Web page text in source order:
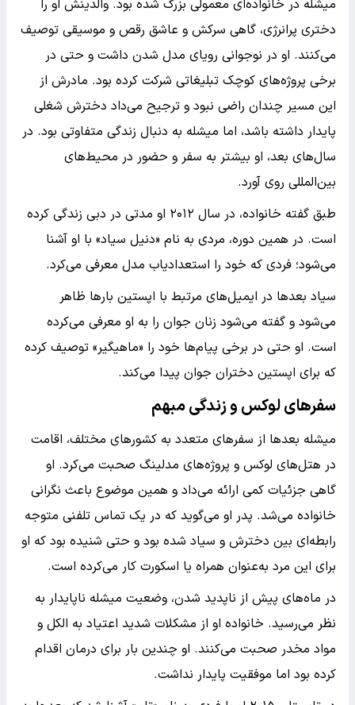
میشله در خانواده‌ای معمولی بزرگ شده بود. والدینش او را
دختری پرانرژی، گاهی سرکش و عاشق رقص و موسیقی توصیف
می‌کنند. او در نوجوانی رویای مدل شدن داشت و حتی در
برخی پروژه‌های کوچک تبلیغاتی شرکت کرده بود. مادرش از
این مسیر چندان راضی نبود و ترجیح می‌داد دخترش شغلی
پایدار داشته باشد، اما میشله به دنبال زندگی متفاوتی بود. در
سال‌های بعد، او بیشتر به سفر و حضور در محیط‌های
بین‌المللی روی آورد.
طبق گفته خانواده، در سال ۲۰۱۲ او مدتی در دبی زندگی کرده
است. در همین دوره، مردی به نام «دنیل سیاد» با او آشنا
می‌شود؛ فردی که خود را استعدادیاب مدل معرفی می‌کرد.
سیاد بعدها در ایمیل‌های مرتبط با اپستین بارها ظاهر
می‌شود و گفته می‌شود زنان جوان را به او معرفی می‌کرده
است. او حتی در برخی پیام‌ها خود را «ماهیگیر» توصیف کرده
که برای اپستین دختران جوان پیدا می‌کند.
سفرهای لوکس و زندگی مبهم
میشله بعدها از سفرهای متعدد به کشورهای مختلف، اقامت
در هتل‌های لوکس و پروژه‌های مدلینگ صحبت می‌کرد. او
گاهی جزئیات کمی ارائه می‌داد و همین موضوع باعث نگرانی
خانواده می‌شد. پدر او می‌گوید که در یک تماس تلفنی متوجه
رابطه‌ای بین دخترش و سیاد شده بود و حتی شنیده بود که او
برای این مرد به‌عنوان همراه یا اسکورت کار می‌کرده است.
در ماه‌های پیش از ناپدید شدن، وضعیت میشله ناپایدار به
نظر می‌رسید. خانواده او از مشکلات شدید اعتیاد به الکل و
مواد مخدر صحبت می‌کنند. او چندین بار برای درمان اقدام
کرده بود اما موفقیت پایدار نداشت.